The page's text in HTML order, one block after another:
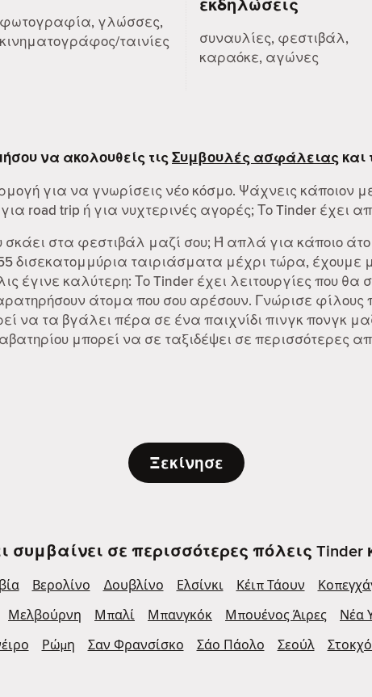
φωτογραφία, γλώσσες,
κινηματογράφος/ταινίες
εκδηλώσεις
συναυλίες, φεστιβάλ,
καραόκε, αγώνες
να ακολουθείς τιςΣυμβουλές ασφάλειας και
για να γνωρίσεις νέο κόσμο. Ψάχνεις κάποιον
road trip ή για νυχτερινές αγορές; Το Tinder έχει
στα φεστιβάλ μαζί σου; Ή απλά για κάποιο
δισεκατομμύρια ταιριάσματα μέχρι τώρα, έχουμε
έγινε καλύτερη: Το Tinder έχει λειτουργίες που θα
άτομα που σου αρέσουν. Γνώρισε
να τα βγάλει πέρα σε ένα παιχνίδι πινγκ πονγκ
μπορεί να σε ταξιδέψει σε περισσότερες
Ξεκίνησε
συμβαίνει σε περισσότερες πόλεις Tinder
Βερολίνο Δουβλίνο Ελσίνκι Κέιπ Τάουν
Μελβούρνη Μπαλί Μπανγκόκ Μπουένος Άιρες Νέα
Ρώμη Σαν Φρανσίσκο Σάο Πάολο Σεούλ